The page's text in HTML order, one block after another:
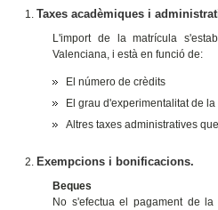
Taxes acadèmiques i
L'import de la matrícula
Valenciana, i està en funció de:
El número de crèdits
El grau d'experimentalitat de
Altres taxes administratives
Exempcions i bonificacions.
Beques
No s'efectua el pagament de